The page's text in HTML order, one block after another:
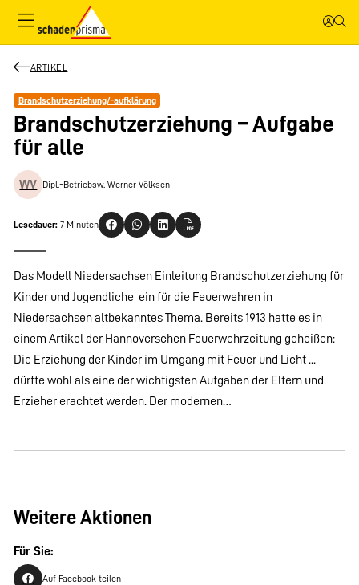
ARTIKEL
Brandschutzerziehung/-aufklärung
Brandschutzerziehung – Aufgabe
für alle
WV Dipl.-Betriebsw. Werner Völksen
Lesedauer: 7 Minuten
Das Modell Niedersachsen Einleitung Brandschutzerziehung für
Kinder und Jugendliche  ein für die Feuerwehren in
Niedersachsen altbekanntes Thema. Bereits 1913 hatte es in
einem Artikel der Hannoverschen Feuerwehrzeitung geheißen:
Die Erziehung der Kinder im Umgang mit Feuer und Licht ...
dürfte wohl als eine der wichtigsten Aufgaben der Eltern und
Erzieher erachtet werden. Der modernen…
Weitere Aktionen
Für Sie:
Auf Facebook teilen